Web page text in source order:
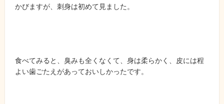
かびますが、刺身は初めて見ました。
食べてみると、臭みも全くなくて、身は柔らかく、皮には程
よい歯ごたえがあっておいしかったです。